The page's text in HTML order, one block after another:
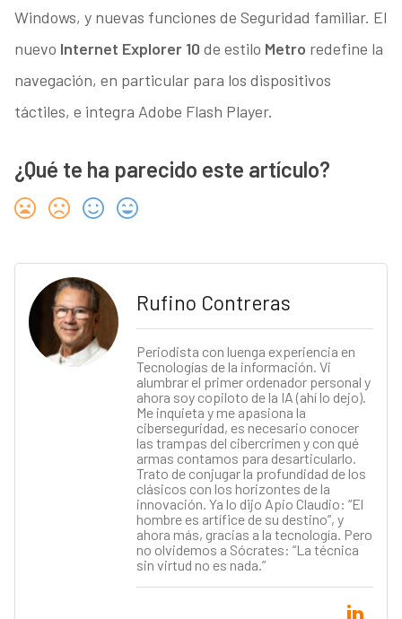
Windows, y nuevas funciones de Seguridad familiar. El
nuevo Internet Explorer 10 de estilo Metro redefine la
navegación, en particular para los dispositivos
táctiles, e integra Adobe Flash Player.
¿Qué te ha parecido este artículo?
Rufino Contreras
Periodista con luenga experiencia en
Tecnologías de la información. Vi
alumbrar el primer ordenador personal y
ahora soy copiloto de la IA (ahí lo dejo).
Me inquieta y me apasiona la
ciberseguridad, es necesario conocer
las trampas del cibercrimen y con qué
armas contamos para desarticularlo.
Trato de conjugar la profundidad de los
clásicos con los horizontes de la
innovación. Ya lo dijo Apio Claudio: “El
hombre es artífice de su destino”, y
ahora más, gracias a la tecnología. Pero
no olvidemos a Sócrates: “La técnica
sin virtud no es nada.”